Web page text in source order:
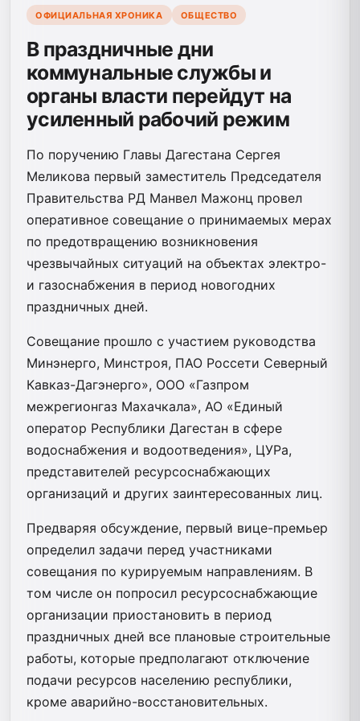
ОФИЦИАЛЬНАЯ ХРОНИКА ОБЩЕСТВО
В праздничные дни
коммунальные службы и
органы власти перейдут на
усиленный рабочий режим
По поручению Главы Дагестана Сергея
Меликова первый заместитель Председателя
Правительства РД Манвел Мажонц провел
оперативное совещание о принимаемых мерах
по предотвращению возникновения
чрезвычайных ситуаций на объектах электро-
и газоснабжения в период новогодних
праздничных дней.
Совещание прошло с участием руководства
Минэнерго, Минстроя, ПАО Россети Северный
Кавказ-Дагэнерго», ООО «Газпром
межрегионгаз Махачкала», АО «Единый
оператор Республики Дагестан в сфере
водоснабжения и водоотведения», ЦУРа,
представителей ресурсоснабжающих
организаций и других заинтересованных лиц.
Предваряя обсуждение, первый вице-премьер
определил задачи перед участниками
совещания по курируемым направлениям. В
том числе он попросил ресурсоснабжающие
организации приостановить в период
праздничных дней все плановые строительные
работы, которые предполагают отключение
подачи ресурсов населению республики,
кроме аварийно-восстановительных.